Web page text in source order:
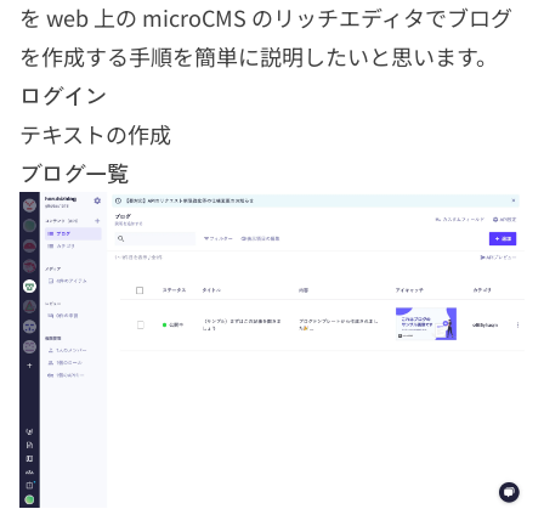
を web 上の microCMS のリッチエディタでブログ
を作成する手順を簡単に説明したいと思います。
ログイン
テキストの作成
ブログ一覧